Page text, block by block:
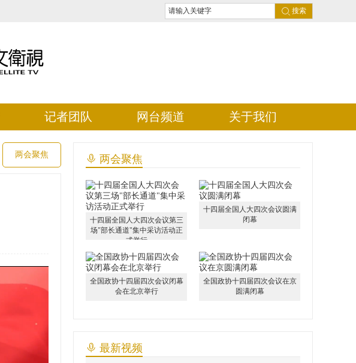
搜索
记者团队 网台频道 关于我们
两会聚焦 两会聚焦
十四届全国人大四次会议第三
场"部长通道"集中采访活动正
式举行
十四届全国人大四次会议圆满
闭幕
全国政协十四届四次会议闭幕
会在北京举行
全国政协十四届四次会议在京
圆满闭幕
最新视频